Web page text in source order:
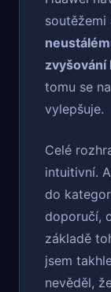
soutěžemi
zvyšování
tomu se
vylepšuje.
Celé
intuitivní.
do
doporučí,
základě
jsem
nevěděl,